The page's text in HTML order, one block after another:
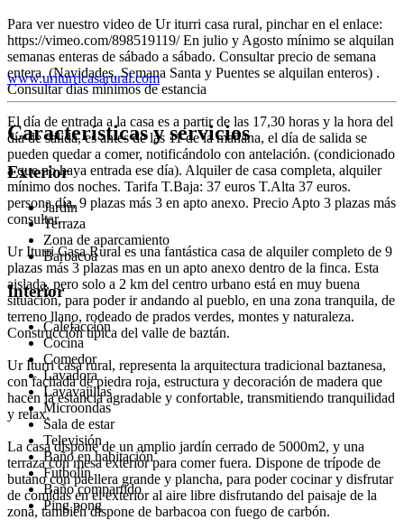
Para ver nuestro video de Ur iturri casa rural, pinchar en el enlace:
https://vimeo.com/898519119/ En julio y Agosto mínimo se alquilan
semanas enteras de sábado a sábado. Consultar precio de semana
entera. (Navidades, Semana Santa y Puentes se alquilan enteros) .
Consultar días mínimos de estancia
El día de entrada a la casa es a partir de las 17,30 horas y la hora del
día de salida, es antes de las 11 de la mañana, el día de salida se
pueden quedar a comer, notificándolo con antelación. (condicionado
a que no haya entrada ese día). Alquiler de casa completa, alquiler
mínimo dos noches. Tarifa T.Baja: 37 euros T.Alta 37 euros.
persona día, 9 plazas más 3 en apto anexo. Precio Apto 3 plazas más
consultar.
Ur Iturri Casa Rural es una fantástica casa de alquiler completo de 9
plazas más 3 plazas mas en un apto anexo dentro de la finca. Esta
aislada, pero solo a 2 km del centro urbano está en muy buena
situación, para poder ir andando al pueblo, en una zona tranquila, de
terreno llano, rodeado de prados verdes, montes y naturaleza.
Construcción típica del valle de baztán.
Ur Iturri casa rural, representa la arquitectura tradicional baztanesa,
con fachada de piedra roja, estructura y decoración de madera que
hacen la estancia agradable y confortable, transmitiendo tranquilidad
y relax.
La casa dispone de un amplio jardín cerrado de 5000m2, y una
terraza con mesa exterior para comer fuera. Dispone de trípode de
butano con paellera grande y plancha, para poder cocinar y disfrutar
de comidas en el exterior al aire libre disfrutando del paisaje de la
zona, también dispone de barbacoa con fuego de carbón.
www.uriturricasarural.com
Características y servicios
Exterior
Jardín
Terraza
Zona de aparcamiento
Barbacoa
Interior
Calefacción
Cocina
Comedor
Lavadora
Lavavajillas
Microondas
Sala de estar
Televisión
Baño en habitación
Futbolín
Baño compartido
Ping pong